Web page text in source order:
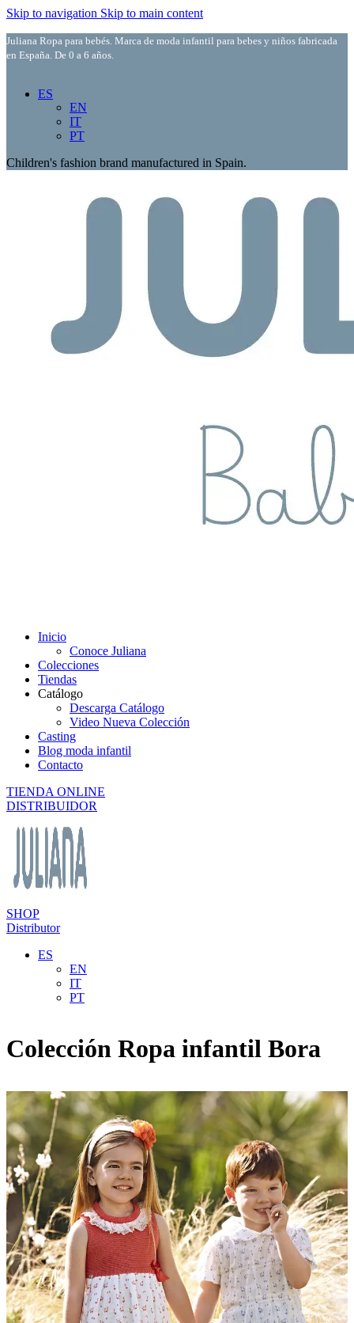
Skip to navigation Skip to main content
Juliana Ropa para bebés. Marca de moda infantil para bebes y niños fabricada
en España. De 0 a 6 años.
ES
EN
IT
PT
Children's fashion brand manufactured in Spain.
Inicio
Conoce Juliana
Colecciones
Tiendas
Catálogo
Descarga Catálogo
Video Nueva Colección
Casting
Blog moda infantil
Contacto
TIENDA ONLINE
DISTRIBUIDOR
SHOP
Distributor
ES
EN
IT
PT
Colección Ropa infantil Bora